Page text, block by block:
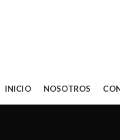
INICIO NOSOTROS